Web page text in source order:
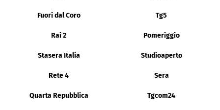
Fuori dal Coro Tg5
Rai 2 Pomeriggio
Stasera Italia Studioaperto
Rete 4 Sera
Quarta Repubblica Tgcom24